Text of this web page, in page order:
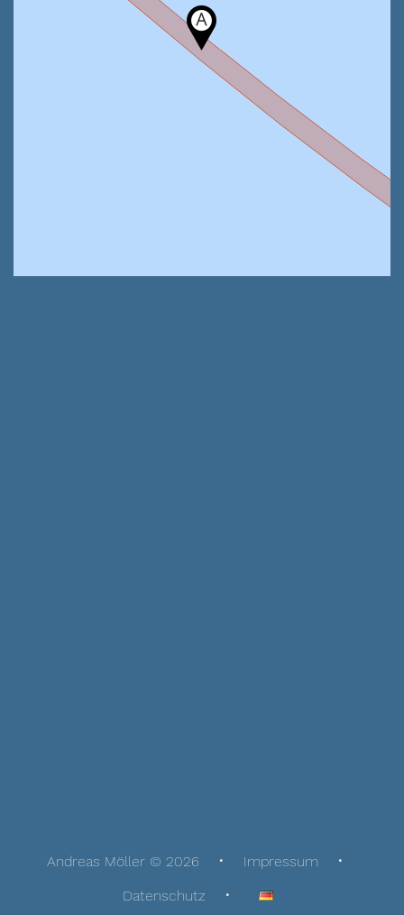
Andreas Möller © 2026
Impressum
Datenschutz